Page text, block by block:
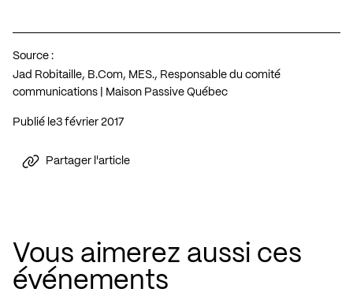
Source :
Jad Robitaille, B.Com, MES., Responsable du comité
communications | Maison Passive Québec
Publié le 3 février 2017
Partager l'article
Vous aimerez aussi ces
événements